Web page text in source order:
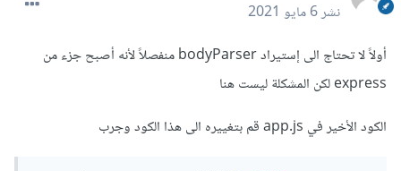
نشر6 مايو 2021
أولاً لا تحتاج الى إستيراد bodyParser منفصلاً لأنه أصبح جزء من
express لكن المشكلة ليست هنا
الكود الأخير في app.js قم بتغييره الى هذا الكود وجرب